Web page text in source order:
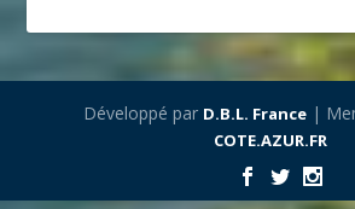
Développé par D.B.L. France|
COTE.AZUR.FR